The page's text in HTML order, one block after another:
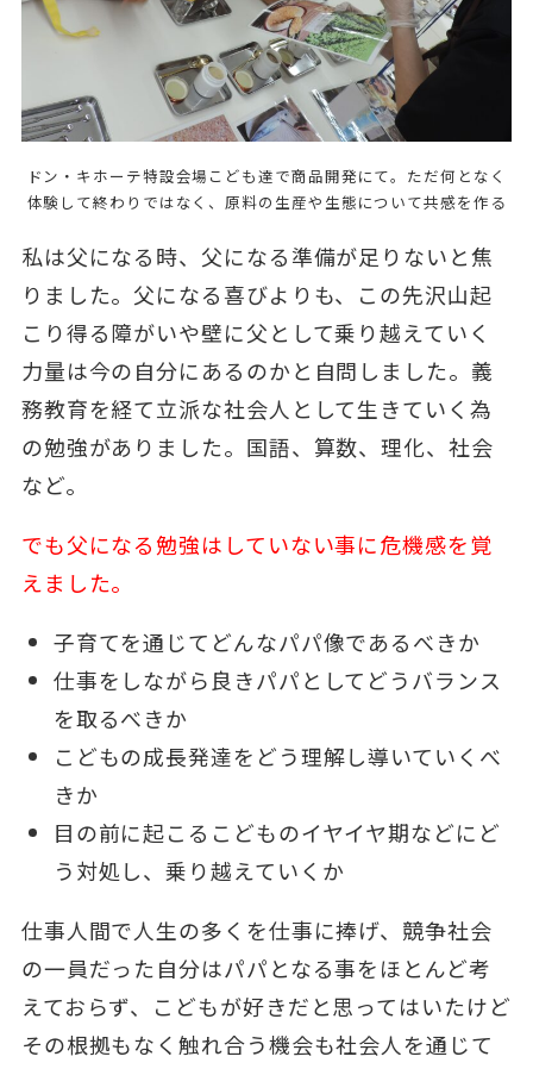
ドン・キホーテ特設会場こども達で商品開発にて。ただ何となく
体験して終わりではなく、原料の生産や生態について共感を作る
私は父になる時、父になる準備が足りないと焦
りました。父になる喜びよりも、この先沢山起
こり得る障がいや壁に父として乗り越えていく
力量は今の自分にあるのかと自問しました。義
務教育を経て立派な社会人として生きていく為
の勉強がありました。国語、算数、理化、社会
など。
でも父になる勉強はしていない事に危機感を覚
えました。
子育てを通じてどんなパパ像であるべきか
仕事をしながら良きパパとしてどうバランス
を取るべきか
こどもの成長発達をどう理解し導いていくべ
きか
目の前に起こるこどものイヤイヤ期などにど
う対処し、乗り越えていくか
仕事人間で人生の多くを仕事に捧げ、競争社会
の一員だった自分はパパとなる事をほとんど考
えておらず、こどもが好きだと思ってはいたけど
その根拠もなく触れ合う機会も社会人を通じて